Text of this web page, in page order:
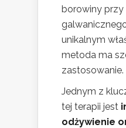
borowiny
unikalnym
metoda ma
zastosowanie.
Jednym z
tej terapii jest
odżywienie